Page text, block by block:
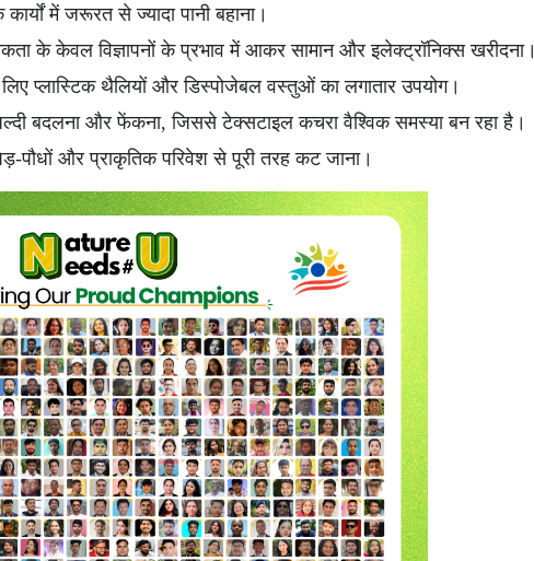
में जरूरत से ज्यादा पानी बहाना।
के केवल विज्ञापनों के प्रभाव में आकर सामान और इलेक्ट्रॉनिक्स खरीदना।
प्लास्टिक थैलियों और डिस्पोजेबल वस्तुओं का लगातार उपयोग।
बदलना और फेंकना, जिससे टेक्सटाइल कचरा वैश्विक समस्या बन रहा है।
पौधों और प्राकृतिक परिवेश से पूरी तरह कट जाना।